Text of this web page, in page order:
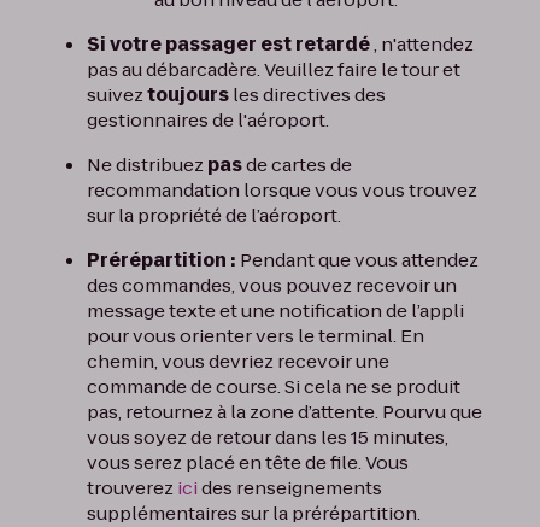
Si votre passager est retardé, n'attendez
pas au débarcadère. Veuillez faire le tour et
suiveztoujoursles directives des
gestionnaires de l'aéroport.
Ne distribuez pasde cartes de
recommandation lorsque vous vous trouvez
sur la propriété de l’aéroport.
Prérépartition : Pendant que vous attendez
des commandes, vous pouvez recevoir un
message texte et une notification de l’appli
pour vous orienter vers le terminal. En
chemin, vous devriez recevoir une
commande de course. Si cela ne se produit
pas, retournez à la zone d’attente. Pourvu que
vous soyez de retour dans les 15 minutes,
vous serez placé en tête de file. Vous
trouverez icides renseignements
supplémentaires sur la prérépartition.